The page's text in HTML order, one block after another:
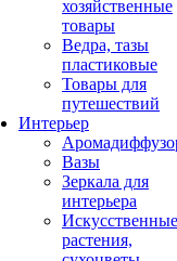
хозяйственные
товары
Ведра, тазы
пластиковые
Товары для
путешествий
Интерьер
Вазы
Зеркала для
интерьера
Искусственные
растения,